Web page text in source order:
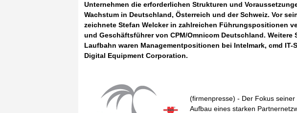
Unternehmen die erforderlichen Strukturen und
Wachstum in Deutschland, Österreich und der Schweiz. Vor
zeichnete Stefan Welcker in zahlreichen Führungspositionen
und Geschäftsführer von CPM/Omnicom Deutschland. Weitere
Laufbahn waren Managementpositionen bei Intelmark, cmd IT-
Digital Equipment Corporation.
(firmenpresse) - Der Fokus
Aufbau eines starken